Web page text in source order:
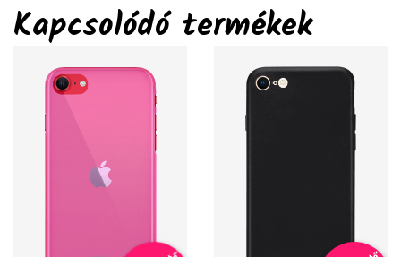
Kapcsolódó termékek